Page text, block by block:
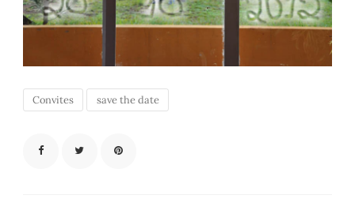
Convites save the date